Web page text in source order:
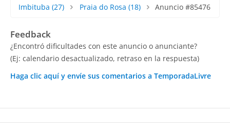
Imbituba (27) Praia do Rosa (18) Anuncio #85476
Feedback
¿Encontró dificultades con este anuncio o anunciante?
(Ej: calendario desactualizado, retraso en la respuesta)
Haga clic aquí y envíe sus comentarios a TemporadaLivre